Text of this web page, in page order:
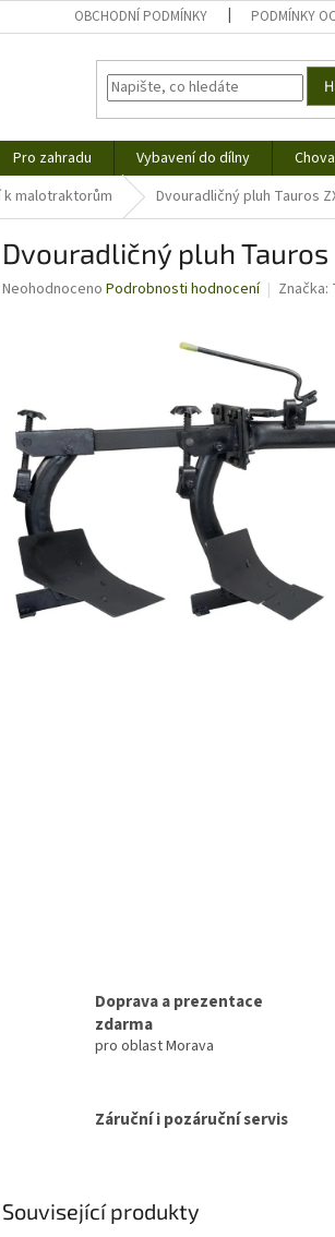
OBCHODNÍ PODMÍNKY PODMÍNKY
Pro zahradu Vybavení do dílny
malotraktorům Dvouradličný pluh Tauros
Dvouradličný pluh Tauros
Průměrné
hvězdiček.
Neohodnoceno Podrobnosti hodnocení Značka:
Doprava a prezentace
zdarma
pro oblast Morava
Záruční i pozáruční servis
Související produkty